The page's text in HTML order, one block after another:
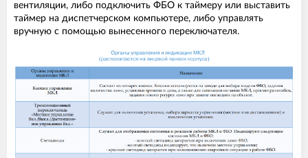
вентиляции, либо подключить ФБО к таймеру или выставить
таймер на диспетчерском компьютере, либо управлять
вручную с помощью вынесенного переключателя.